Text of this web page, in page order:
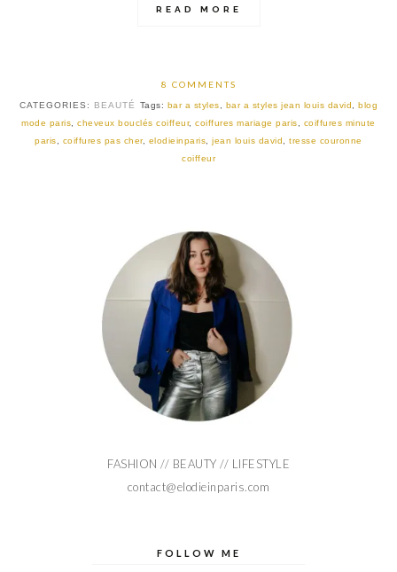
READ MORE
8 COMMENTS
CATEGORIES: BEAUTÉ Tags: bar a styles bar a styles jean louis david ,blog
mode paris ,cheveux bouclés coiffeur,coiffures mariage paris
coiffures minute
paris
coiffures pas cher, elodieinparis ,jean louis david ,tresse couronne
coiffeur
FASHION // BEAUTY // LIFESTYLE
contact@elodieinparis.com
FOLLOW ME